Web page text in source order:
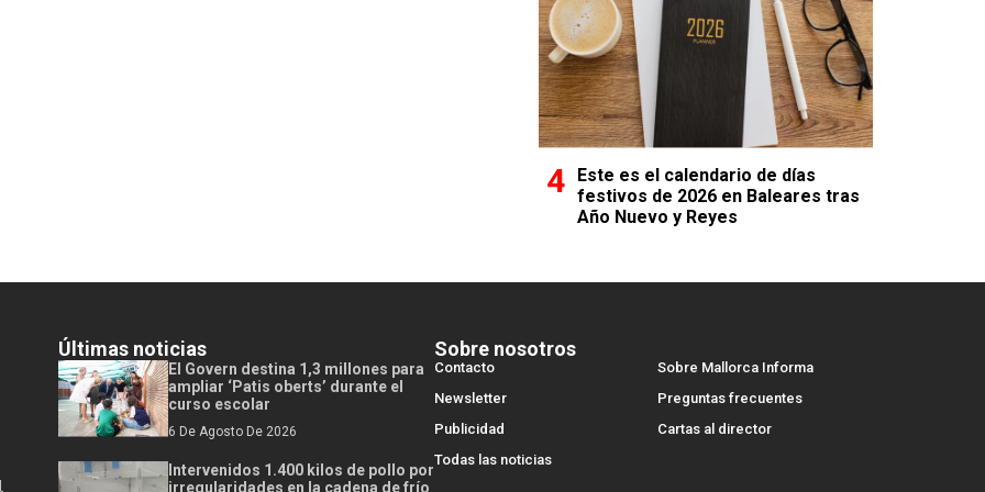
Este es el calendario de días
festivos de 2026 en Baleares tras
Año Nuevo y Reyes
Últimas noticias
El Govern destina 1,3 millones para
ampliar ‘Patis oberts’ durante el
curso escolar
6 De Agosto De 2026
Intervenidos 1.400 kilos de pollo por
irregularidades en la cadena de frío
Sobre nosotros
Contacto
Sobre Mallorca Informa
Newsletter
Preguntas frecuentes
Publicidad
Cartas al director
Todas las noticias